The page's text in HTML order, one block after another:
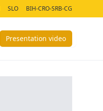
SLO BIH-CRO-SRB-CG
Presentation video